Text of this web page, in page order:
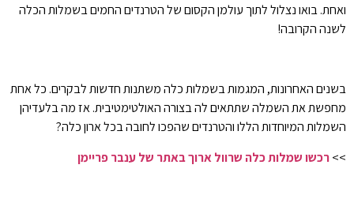
ואחת. בואו נצלול לתוך עולמן הקסום של הטרנדים החמים בשמלות הכלה
לשנה הקרובה!
בשנים האחרונות, המגמות בשמלות כלה משתנות חדשות לבקרים. כל אחת
מחפשת את השמלה שתתאים לה בצורה האולטימטיבית. אז מה בלעדיהן
השמלות המיוחדות הללו והטרנדים שהפכו לחובה בכל ארון כלה?
>>רכשו שמלות כלה שרוול ארוך באתר של ענבר פריימן